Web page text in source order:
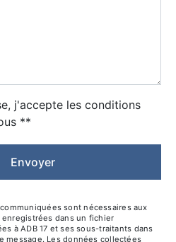
j'accepte les conditions
**
Envoyer
sont nécessaires aux
dans un fichier
à ADB 17 et ses sous-traitants dans
message. Les données collectées